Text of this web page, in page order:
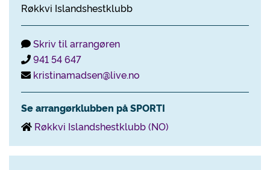
Røkkvi Islandshestklubb
Skriv til arrangøren
941 54 647
kristinamadsen@live.no
Se arrangørklubben på SPORTI
Røkkvi Islandshestklubb (NO)